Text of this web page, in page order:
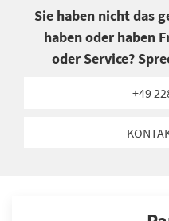
Sie haben nicht das
haben oder haben
oder Service?
+49